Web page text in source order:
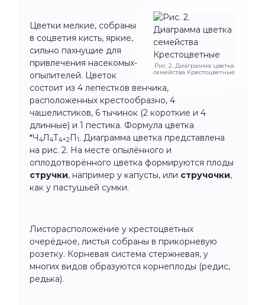
Рис. 2. Диаграмма цветка
семейства Крестоцветные
Цветки мелкие, собраны
в соцветия кисть, яркие,
сильно пахнущие для
привлечения насекомых-
опылителей. Цветок
состоит из 4 лепестков венчика,
расположенных крестообразно, 4
чашелистиков, 6 тычинок (2 короткие и 4
длинные) и 1 пестика. Формула цветка
*Ч4Л4Т4+2П1 . Диаграмма цветка представлена
на рис. 2. На месте опылённого и
оплодотворённого цветка формируются плоды
стручки, например у капусты, или стручочки,
как у пастушьей сумки.
Листорасположение у крестоцветных
очерёдное, листья собраны в прикорневую
розетку. Корневая система стержневая, у
многих видов образуются корнеплоды (редис,
редька).